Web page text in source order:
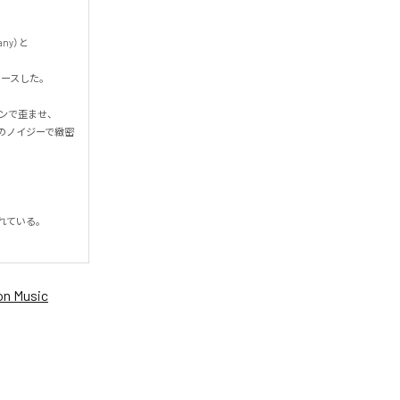
）と
スした。
歪ませ、
ノイジーで緻密
いる。
Music